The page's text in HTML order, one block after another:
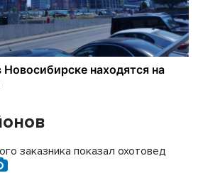
заказника показал охотовед